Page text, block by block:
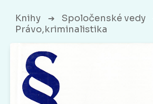
Knihy ➔ Spoločenské vedy
Právo,kriminalistika